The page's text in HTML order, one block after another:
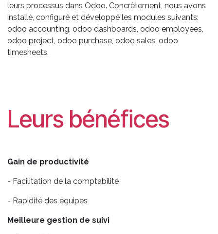
leurs processus dans Odoo. Concrètement, nous avons
installé, configuré et développé les modules suivants:
odoo accounting, odoo dashboards, odoo employees,
odoo project, odoo purchase, odoo sales, odoo
timesheets.
Leurs bénéfices
Gain de productivité
- Facilitation de la comptabilité
- Rapidité des équipes
Meilleure gestion de suivi